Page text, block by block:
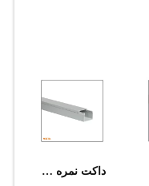
داکت نمره 30*40 سوپيتا